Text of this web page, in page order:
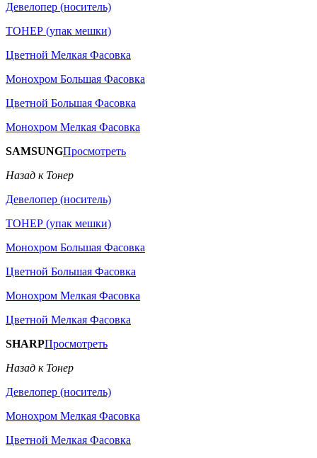
Девелопер (носитель)
ТОНЕР (упак мешки)
Цветной Мелкая Фасовка
Монохром Большая Фасовка
Цветной Большая Фасовка
Монохром Мелкая Фасовка
SAMSUNGПросмотреть
Назад к Тонер
Девелопер (носитель)
ТОНЕР (упак мешки)
Монохром Большая Фасовка
Цветной Большая Фасовка
Монохром Мелкая Фасовка
Цветной Мелкая Фасовка
SHARPПросмотреть
Назад к Тонер
Девелопер (носитель)
Монохром Мелкая Фасовка
Цветной Мелкая Фасовка